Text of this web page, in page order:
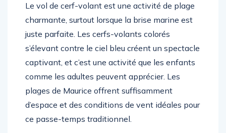
Le vol de cerf-volant est une activité de plage
charmante, surtout lorsque la brise marine est
juste parfaite. Les cerfs-volants colorés
s’élevant contre le ciel bleu créent un spectacle
captivant, et c’est une activité que les enfants
comme les adultes peuvent apprécier. Les
plages de Maurice offrent suffisamment
d’espace et des conditions de vent idéales pour
ce passe-temps traditionnel.